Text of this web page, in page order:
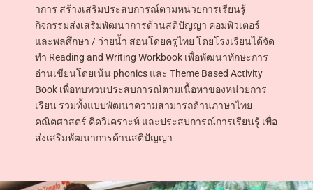
าการ สร้างเสริมประสบการณ์ตามหน่วยการเรียนรู้
กิจกรรมส่งเสริมพัฒนาการด้านสติปัญญา คอมพิวเตอร์
และพลศึกษา / ว่ายน้ำ สอนโดยครูไทย โดยโรงเรียนได้จัด
ทำ Reading and Writing Workbook เพื่อพัฒนาทักษะการ
อ่านเขียนโดยเน้น phonics และ Theme Based Activity
Book เพื่อทบทวนประสบการณ์ตามเนื้อหาของหน่วยการ
เรียน รวมทั้งแบบพัฒนาความสามารถด้านภาษาไทย
คณิตศาสตร์ คิดวิเคราะห์ และประสบการณ์การเรียนรู้ เพื่อ
ส่งเสริมพัฒนาการด้านสติปัญญา